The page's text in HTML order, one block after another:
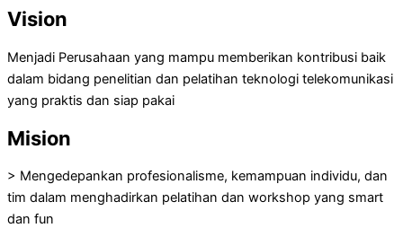
Vision
Menjadi Perusahaan yang mampu memberikan kontribusi baik
dalam bidang penelitian dan pelatihan teknologi telekomunikasi
yang praktis dan siap pakai
Mision
> Mengedepankan profesionalisme, kemampuan individu, dan
tim dalam menghadirkan pelatihan dan workshop yang smart
dan fun